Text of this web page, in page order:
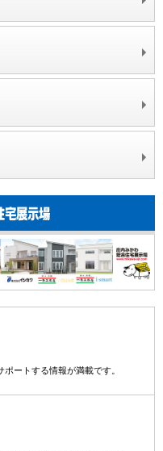
ートする情報が満載です。